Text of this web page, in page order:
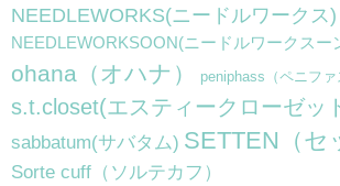
NEEDLEWORKS(ニードルワークス)
NEEDLEWORKSOON(ニードルワークスー
ohana（オハナ） peniphass（ペニファ
s.t.closet(エスティークローゼッ
sabbatum(サバタム) SETTEN（セ
Sorte cuff（ソルテカフ）